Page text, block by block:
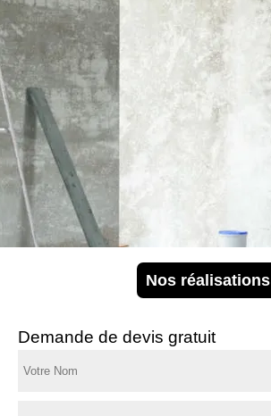
Nos réalisations
Demande de devis gratuit